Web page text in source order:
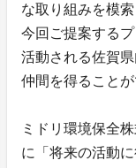
な取り組みを模
今回ご提案する
活動される佐賀
仲間を得ることが
ミドリ環境保全
に「将来の活動